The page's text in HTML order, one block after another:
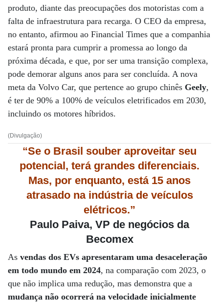
produto, diante das preocupações dos motoristas com a
falta de infraestrutura para recarga. O CEO da empresa,
no entanto, afirmou ao Financial Times que a companhia
estará pronta para cumprir a promessa ao longo da
próxima década, e que, por ser uma transição complexa,
pode demorar alguns anos para ser concluída. A nova
meta da Volvo Car, que pertence ao grupo chinês Geely,
é ter de 90% a 100% de veículos eletrificados em 2030,
incluindo os motores híbridos.
(Divulgação)
“Se o Brasil souber aproveitar seu
potencial, terá grandes diferenciais.
Mas, por enquanto, está 15 anos
atrasado na indústria de veículos
elétricos.”
Paulo Paiva, VP de negócios da
Becomex
As vendas dos EVs apresentaram uma desaceleração
em todo mundo em 2024, na comparação com 2023, o
que não implica uma redução, mas demonstra que a
mudança não ocorrerá na velocidade inicialmente